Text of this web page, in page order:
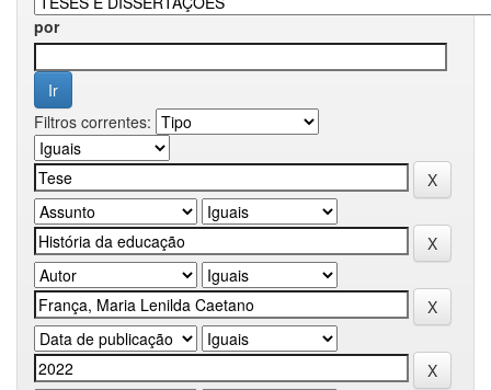
por
Filtros correntes: